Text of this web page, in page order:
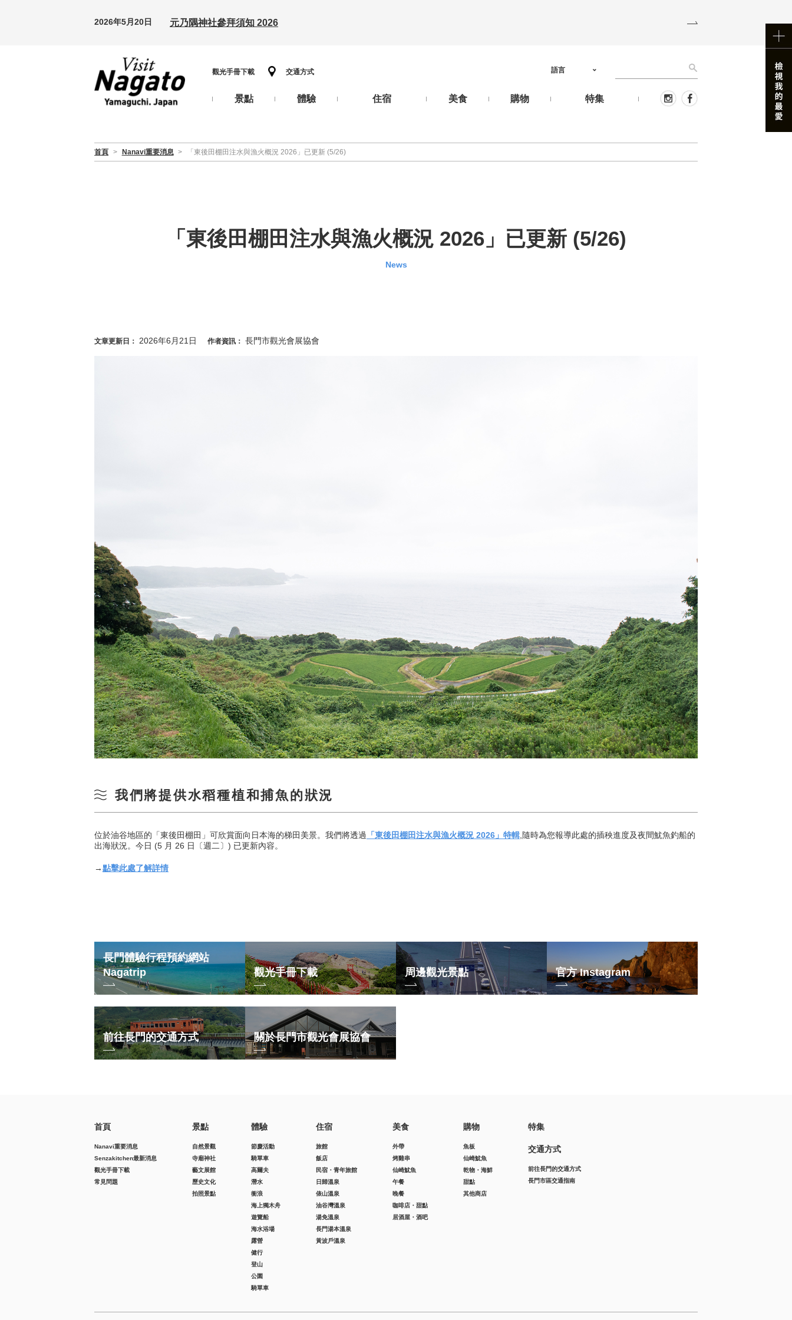
2026年5月20日 元乃隅神社參拜須知 2026
觀光手冊下載 交通方式
景點 體驗 住宿 美食 購物 特集
語言
首頁 > Nanavi重要消息 > 「東後田棚田注水與漁火概況 2026」已更新 (5/26)
「東後田棚田注水與漁火概況 2026」已更新 (5/26)
News
文章更新日： 2026年6月21日 作者資訊： 長門市觀光會展協會
我們將提供水稻種植和捕魚的狀況
位於油谷地區的「東後田棚田」可欣賞面向日本海的梯田美景。我們將透過 「東後田棚田注水與漁火概況 2026」特輯 ,隨時為您報導此處的插秧進度及夜間魷魚釣船的
出海狀況。今日 (5 月 26 日〔週二〕) 已更新內容。
→點擊此處了解詳情
長門體驗行程預約網站
Nagatrip
觀光手冊下載 周邊觀光景點 官方 Instagram
前往長門的交通方式 關於長門市觀光會展協會
首頁
Nanavi重要消息
Senzakitchen最新消息
觀光手冊下載
常見問題
景點
自然景觀
寺廟神社
藝文展館
歷史文化
拍照景點
體驗
節慶活動
騎單車
高爾夫
潛水
衝浪
海上獨木舟
遊覽船
海水浴場
露營
健行
登山
公園
騎單車
住宿
旅館
飯店
民宿・青年旅館
日歸溫泉
俵山溫泉
油谷灣溫泉
湯免溫泉
長門湯本溫泉
黃波戶溫泉
美食
外帶
烤雞串
仙崎魷魚
午餐
晚餐
咖啡店・甜點
居酒屋・酒吧
購物
魚板
仙崎魷魚
乾物・海鮮
甜點
其他商店
特集
交通方式
前往長門的交通方式
長門市區交通指南